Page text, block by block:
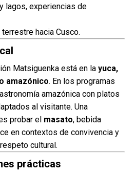
lagos, experiencias de
hacia Cusco.
Matsiguenka está en la yuca,
amazónico. En los programas
amazónica con platos
al visitante. Una
probar el masato, bebida
en contextos de convivencia y
cultural.
prácticas